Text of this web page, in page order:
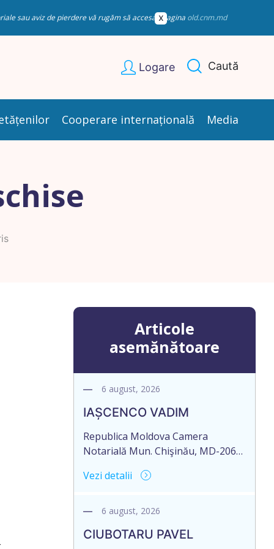
sau aviz de pierdere vă rugăm să accesați pagina old.cnm.md
Logare Caută
Cooperare internațională Media
Articole
asemănătoare
6 august, 2026
IAȘCENCO VADIM
Republica Moldova Camera
Notarială Mun. Chişinău, MD-2068,
Notarial al Notarului PANCOVA
45-07 Nr. de ieșire: 485 Din 06
MD-2012, mun. Chișinău, str.
Vezi detalii
6 august, 2026
CIUBOTARU PAVEL